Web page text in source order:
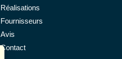
Réalisations
Fournisseurs
Avis
Contact